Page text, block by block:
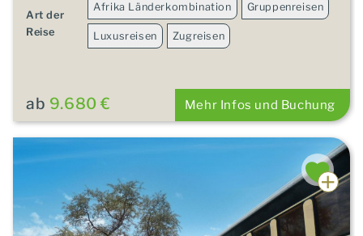
Art der
Reise
Afrika Länderkombination Gruppenreisen
Luxusreisen Zugreisen
ab 9.680 € Mehr Infos und Buchung